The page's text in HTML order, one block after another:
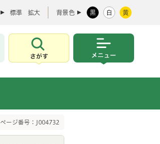
標準 拡大 背景色 黒 白 黄
さがす
ページ番号：J004732